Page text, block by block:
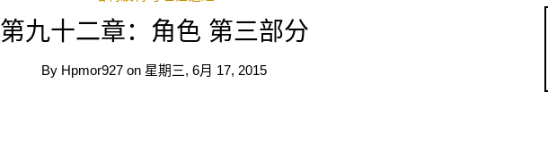
第九十二章：角色 第三部分
By Hpmor927 on 星期三, 6月 17, 2015